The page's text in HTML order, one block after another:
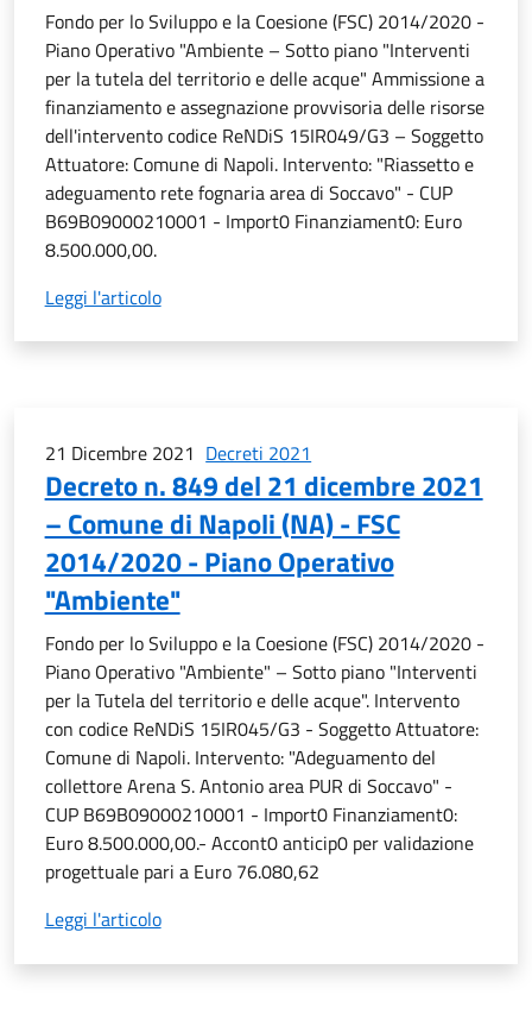
Fondo per lo Sviluppo e la Coesione (FSC) 2014/2020 -
Piano Operativo "Ambiente – Sotto piano "Interventi
per la tutela del territorio e delle acque" Ammissione a
finanziamento e assegnazione provvisoria delle risorse
dell'intervento codice ReNDiS 15IR049/G3 – Soggetto
Attuatore: Comune di Napoli. Intervento: "Riassetto e
adeguamento rete fognaria area di Soccavo" - CUP
B69B09000210001 - Import0 Finanziament0: Euro
8.500.000,00.
Leggi l'articolo
21 Dicembre 2021 Decreti 2021
Decreto n. 849 del 21 dicembre 2021
– Comune di Napoli (NA) - FSC
2014/2020 - Piano Operativo
"Ambiente"
Fondo per lo Sviluppo e la Coesione (FSC) 2014/2020 -
Piano Operativo "Ambiente" – Sotto piano "Interventi
per la Tutela del territorio e delle acque". Intervento
con codice ReNDiS 15IR045/G3 - Soggetto Attuatore:
Comune di Napoli. Intervento: "Adeguamento del
collettore Arena S. Antonio area PUR di Soccavo" -
CUP B69B09000210001 - Import0 Finanziament0:
Euro 8.500.000,00.- Accont0 anticip0 per validazione
progettuale pari a Euro 76.080,62
Leggi l'articolo